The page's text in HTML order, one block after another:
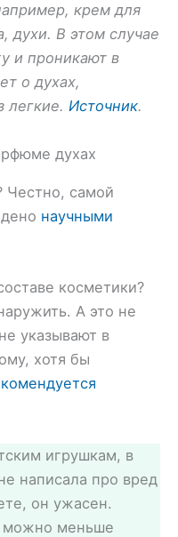
крем для
духи. В этом случае
и проникают в
о духах,
легкие. Источник.
Честно, самой
научными
косметики?
А это не
указывают в
хотя бы
игрушкам, в
написала про вред
он ужасен.
можно меньше